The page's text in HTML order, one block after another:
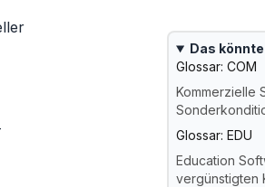
Das
Glossar: COM
Kommerzielle
Glossar: EDU
Education
vergünstigten